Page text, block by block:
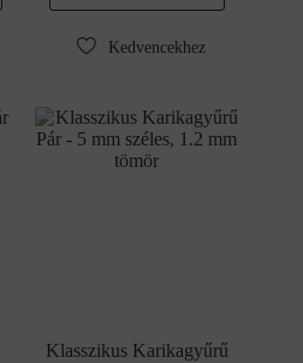
Kedvencekhez
Klasszikus Karikagyűrű